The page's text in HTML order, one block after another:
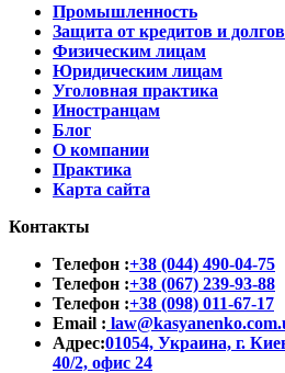
Промышленность
Защита от кредитов и долгов
Физическим лицам
Юридическим лицам
Уголовная практика
Иностранцам
Блог
О компании
Практика
Карта сайта
Контакты
Телефон :+38 (044) 490-04-75
Телефон :+38 (067) 239-93-88
Телефон :+38 (098) 011-67-17
Email :
Адрес:01054, Украина, г.
40/2, офис 24